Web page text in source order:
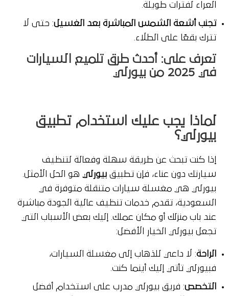
العراء لفترات طويلة.
تجنب أشعة الشمس المباشرة بعد الغسيل: حتى لا
تترك بقعًا على الطلاء.
تعرف على:
أحدث طرق تلميع السيارات
في 2025
من بيورلي
لماذا يجب عليك استخدام تطبيق
بيورلي؟
إذا كنت تبحث عن طريقة سهلة وفعالة لتنظيف
سيارتك دون عناء، فإن تطبيق بيورلي
هو الحل الأمثل.
بيورلي هي مغسلة سيارات متنقلة متوفرة في
السعودية، تقدم خدمات تنظيف عالية الجودة مباشرة
عند باب منزلك أو مكان عملك. إليك بعض الأسباب التي
تجعل بيورلي الخيار الأفضل:
الراحة: لا داعي للذهاب إلى مغسلة السيارات،
فبيورلي تأتي إليك أينما كنت.
التخصص: فريق بيورلي مدرب على استخدام أفضل